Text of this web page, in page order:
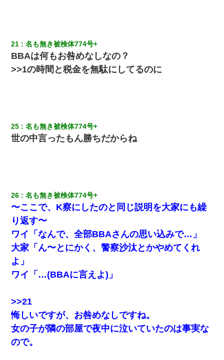
21 名も無き被検体774号+
BBAは何もお咎めなしなの？
>>1の時間と税金を無駄にしてるのに
25 名も無き被検体774号+
世の中言ったもん勝ちだからね
26 名も無き被検体774号+
〜ここで、K察にしたのと同じ説明を大家にも繰
り返す〜
ワイ「なんで、全部BBAさんの思い込みで…」
大家「ん〜とにかく、警察沙汰とかやめてくれ
よ」
ワイ「…(BBAに言えよ)」
>>21
悔しいですが、お咎めなしですね。
女の子が隣の部屋で夜中に泣いていたのは事実な
ので。